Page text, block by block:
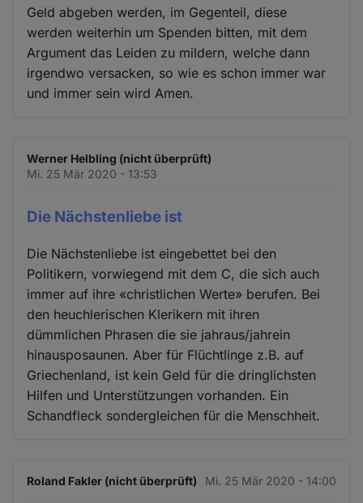
Geld abgeben werden, im Gegenteil, diese
werden weiterhin um Spenden bitten, mit dem
Argument das Leiden zu mildern, welche dann
irgendwo versacken, so wie es schon immer war
und immer sein wird Amen.
Werner Helbling (nicht überprüft)
Mi. 25 Mär 2020 - 13:53
Die Nächstenliebe ist
Die Nächstenliebe ist eingebettet bei den
Politikern, vorwiegend mit dem C, die sich auch
immer auf ihre «christlichen Werte» berufen. Bei
den heuchlerischen Klerikern mit ihren
dümmlichen Phrasen die sie jahraus/jahrein
hinausposaunen. Aber für Flüchtlinge z.B. auf
Griechenland, ist kein Geld für die dringlichsten
Hilfen und Unterstützungen vorhanden. Ein
Schandfleck sondergleichen für die Menschheit.
Roland Fakler (nicht überprüft) Mi. 25 Mär 2020 - 14:00